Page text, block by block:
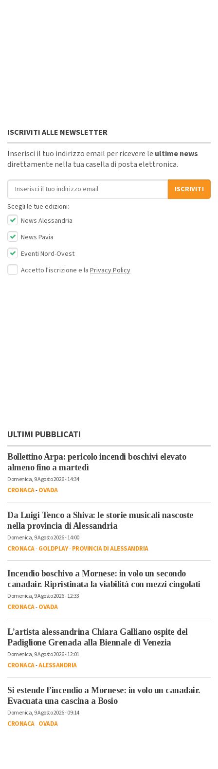
ISCRIVITI ALLE NEWSLETTER
Inserisci il tuo indirizzo email per ricevere le ultime news
direttamente nella tua casella di posta elettronica.
Indirizzo email
ISCRIVITI
Scegli le tue edizioni:
News Alessandria
News Pavia
Eventi Nord-Ovest
Accetto l'iscrizione e la Privacy Policy
ULTIMI PUBBLICATI
Bollettino Arpa: pericolo incendi boschivi elevato
almeno fino a martedì
Domenica, 9 Agosto 2026 - 14:34
CRONACA-OVADA
Da Luigi Tenco a Shiva: le storie musicali nascoste
nella provincia di Alessandria
Domenica, 9 Agosto 2026 - 14:00
CRONACA-GOLDPLAY-PROVINCIA DI ALESSANDRIA
Incendio boschivo a Mornese: in volo un secondo
canadair. Ripristinata la viabilità con mezzi cingolati
Domenica, 9 Agosto 2026 - 12:33
CRONACA-OVADA
L’artista alessandrina Chiara Galliano ospite del
Padiglione Grenada alla Biennale di Venezia
Domenica, 9 Agosto 2026 - 12:01
CRONACA-ALESSANDRIA
Si estende l’incendio a Mornese: in volo un canadair.
Evacuata una cascina a Bosio
Domenica, 9 Agosto 2026 - 09:14
CRONACA-OVADA